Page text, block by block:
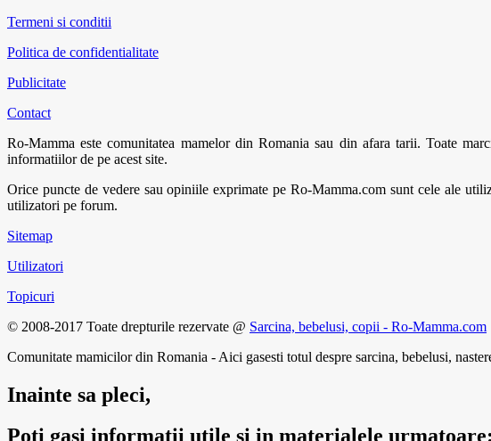
Termeni si conditii
Politica de confidentialitate
Publicitate
Contact
Ro-Mamma este comunitatea mamelor din Romania sau din afara tarii. Toate
informatiilor de pe acest site.
Orice puncte de vedere sau opiniile exprimate pe Ro-Mamma.com sunt cele ale
utilizatori pe forum.
Sitemap
Utilizatori
Topicuri
© 2008-2017 Toate drepturile rezervate @ Sarcina, bebelusi, copii - Ro-Mamma.com
Comunitate mamicilor din Romania - Aici gasesti totul despre sarcina, bebelusi,
Inainte sa pleci,
Poti gasi informatii utile si in materialele urmatoare: